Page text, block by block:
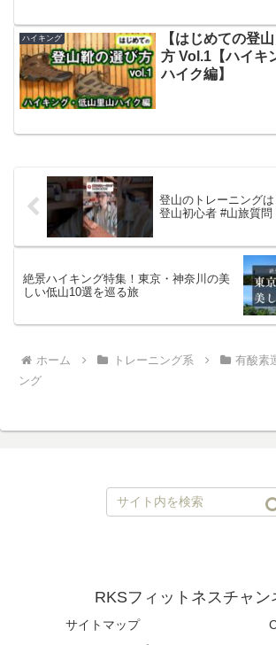
ハイキング
【はじめての登
方 Vol.1【ハイキ
ハイク編】
登山のトレーニング
登山初心者 #山旅質問
絶景ハイキング特集！東京・神奈川の美
しい低山10選を巡る旅
ホーム トレーニング系 有酸素
ング
RKSフィットネスチャン
サイトマップ